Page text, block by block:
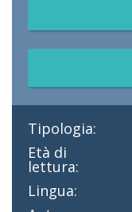
Tipologia:
Età di
lettura:
Lingua: